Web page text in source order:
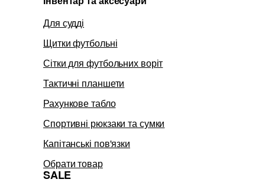
Для судді
Щитки футбольні
Сітки для футбольних воріт
Тактичні планшети
Рахункове табло
Спортивні рюкзаки та сумки
Капітанські пов'язки
Обрати товар
SALE